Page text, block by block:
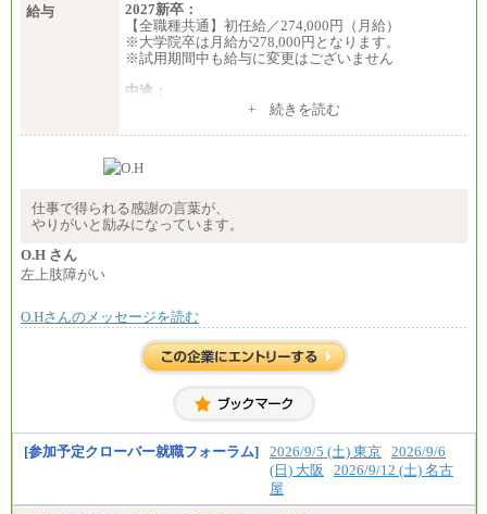
給与
2027新卒：
【全職種共通】初任給／274,000円（月給）
※大学院卒は月給が278,000円となります。
※試用期間中も給与に変更はございません
中途：
（１）～（４）274,000円（月給）～
※経験・年齢などを考慮のうえ、当社規程により優
※業務内容・勤務形態に応じて、上記給与の範囲内
※試用期間中も給与に変更はございません
+ 続きを読む
仕事で得られる感謝の言葉が、
やりがいと励みになっています。
O.H さん
左上肢障がい
O.Hさんのメッセージを読む
[参加予定クローバー就職フォーラム] 2026/9/5 (土) 東京 2026/9/6
(日) 大阪
2026/9/12 (土) 名古
屋